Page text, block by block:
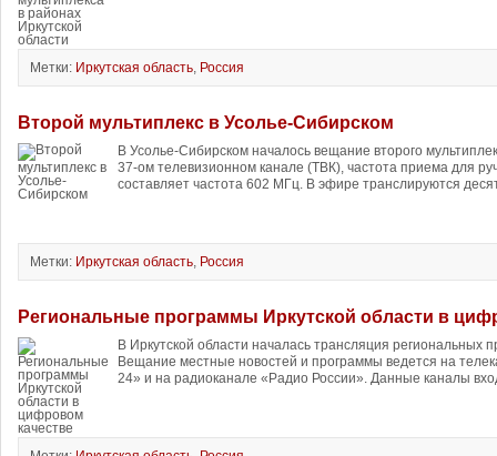
Метки: Иркутская область, Россия
Второй мультиплекс в Усолье-Сибирском
В Усолье-Сибирском началось вещание второго
37-ом телевизионном канале (ТВК), частота приема для
составляет частота 602 МГц. В эфире транслируются
Метки: Иркутская область, Россия
Региональные программы Иркутской области в
В Иркутской области началась трансляция региональных
Вещание местные новостей и программы ведется на
24» и на радиоканале «Радио России». Данные каналы